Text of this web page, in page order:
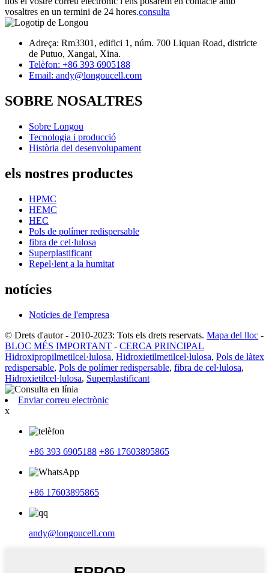
vosaltres en un termini de 24 hores.consulta
Adreça: Rm3301, edifici 1, núm. 700 Liquan Road, districte
de Putuo, Xangai, Xina.
Telèfon: +86 393 6905188
Email: andy@longoucell.com
SOBRE NOSALTRES
Sobre Longou
Tecnologia i producció
Història del desenvolupament
els nostres productes
HPMC
HEMC
HEC
Pols de polímer redispersable
fibra de cel·lulosa
Superplastificant
Repel·lent a la humitat
notícies
Notícies de l'empresa
© Drets d'autor - 2010-2023: Tots els drets reservats. Mapa del lloc -
BLOC MÉS IMPORTANT - CERCA PRINCIPAL
Hidroxipropilmetilcel·lulosa, Hidroxietilmetilcel·lulosa, Pols de làtex
redispersable, Pols de polímer redispersable, fibra de cel·lulosa,
Hidroxietilcel·lulosa, Superplastificant
Enviar correu electrònic
x
+86 393 6905188 +86 17603895865
+86 17603895865
andy@longoucell.com